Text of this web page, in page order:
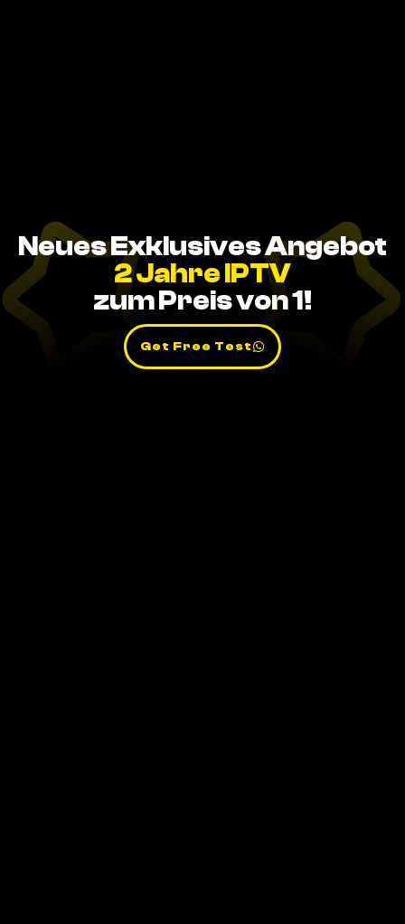
Neues Exklusives Angebot
2 Jahre IPTV
zum Preis von 1!
Get Free Test